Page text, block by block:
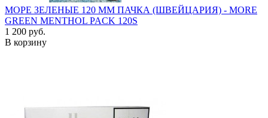
МОРЕ ЗЕЛЕНЫЕ 120 ММ ПАЧКА (ШВЕЙЦАРИЯ) - MORE
GREEN MENTHOL PACK 120S
1 200 руб.
В корзину